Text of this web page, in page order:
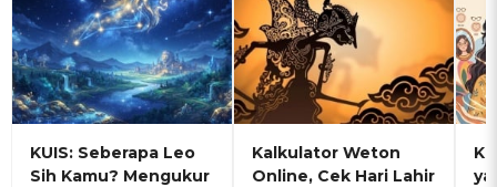
KUIS: Seberapa Leo
Sih Kamu? Mengukur
Kalkulator Weton
Online, Cek Hari Lahir